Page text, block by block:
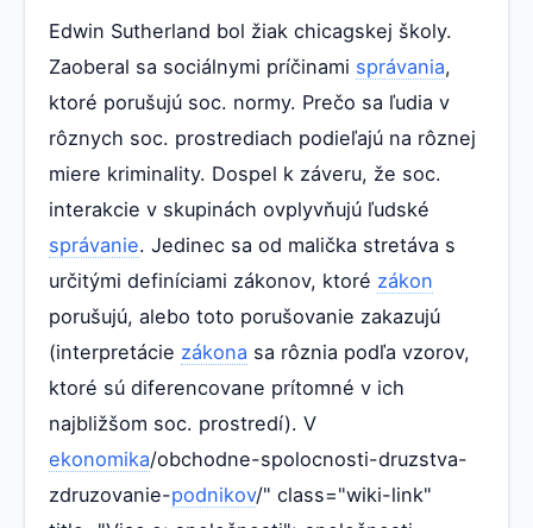
Edwin Sutherland bol žiak chicagskej školy.
Zaoberal sa sociálnymi príčinami správania,
ktoré porušujú soc. normy. Prečo sa ľudia v
rôznych soc. prostrediach podieľajú na rôznej
miere kriminality. Dospel k záveru, že soc.
interakcie v skupinách ovplyvňujú ľudské
správanie. Jedinec sa od malička stretáva s
určitými definíciami zákonov, ktoré zákon
porušujú, alebo toto porušovanie zakazujú
(interpretácie zákona sa rôznia podľa vzorov,
ktoré sú diferencovane prítomné v ich
najbližšom soc. prostredí). V
ekonomika/obchodne-spolocnosti-druzstva-
zdruzovanie-podnikov/" class="wiki-link"